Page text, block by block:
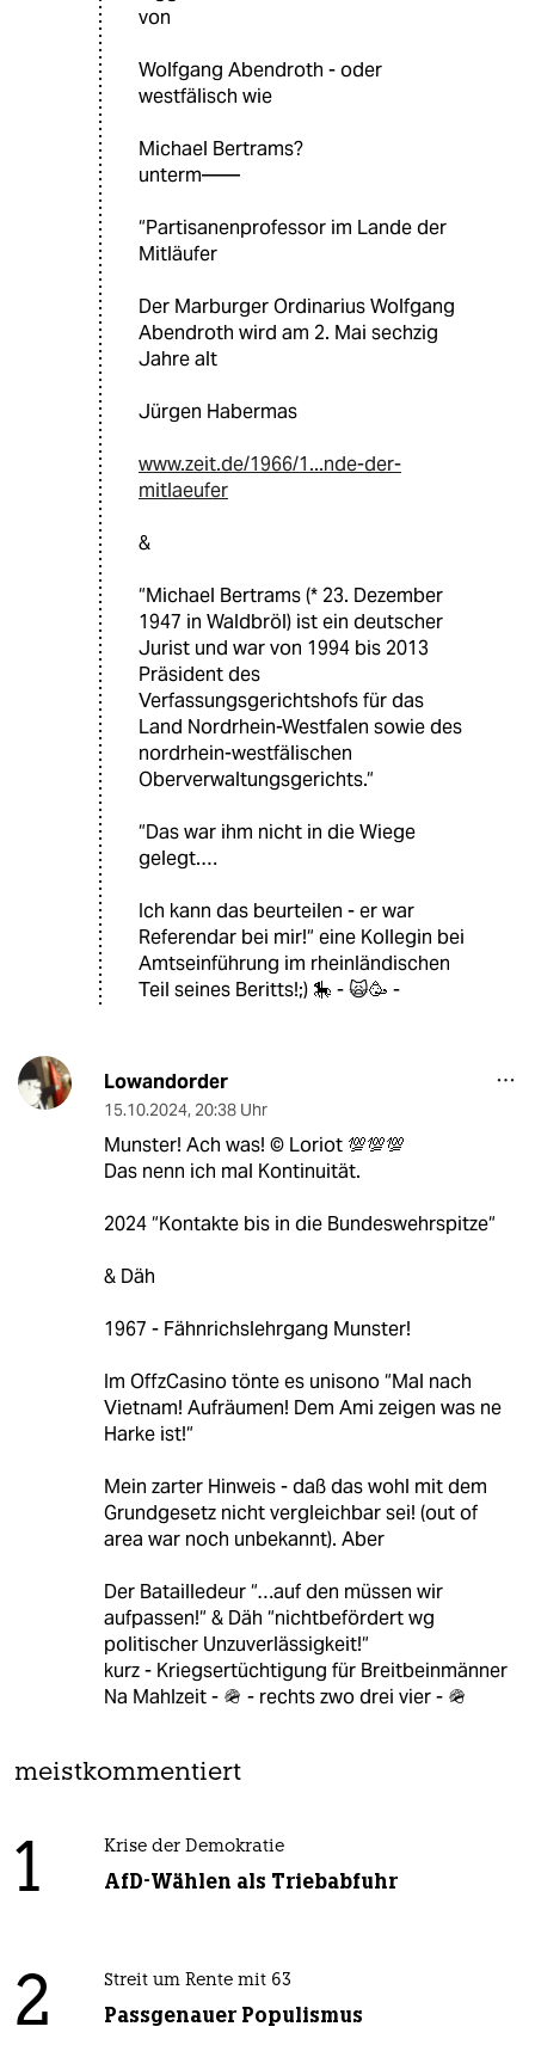
von
Wolfgang Abendroth - oder
westfälisch wie
Michael Bertrams?
unterm——
“Partisanenprofessor im Lande der
Mitläufer
Der Marburger Ordinarius Wolfgang
Abendroth wird am 2. Mai sechzig
Jahre alt
Jürgen Habermas
www.zeit.de/1966/1...nde-der-
mitlaeufer
&
“Michael Bertrams (* 23. Dezember
1947 in Waldbröl) ist ein deutscher
Jurist und war von 1994 bis 2013
Präsident des
Verfassungsgerichtshofs für das
Land Nordrhein-Westfalen sowie des
nordrhein-westfälischen
Oberverwaltungsgerichts.“
“Das war ihm nicht in die Wiege
gelegt.…
Ich kann das beurteilen - er war
Referendar bei mir!“ eine Kollegin bei
Amtseinführung im rheinländischen
Teil seines Beritts!;) 🎠 - 🙀🥳 -
Lowandorder
15.10.2024, 20:38 Uhr
Munster! Ach was! ©️ Loriot 💯💯💯
Das nenn ich mal Kontinuität.
2024 “Kontakte bis in die Bundeswehrspitze“
& Däh
1967 - Fähnrichslehrgang Munster!
Im OffzCasino tönte es unisono “Mal nach
Vietnam! Aufräumen! Dem Ami zeigen was ne
Harke ist!“
Mein zarter Hinweis - daß das wohl mit dem
Grundgesetz nicht vergleichbar sei! (out of
area war noch unbekannt). Aber
Der Batailledeur “…auf den müssen wir
aufpassen!“ & Däh “nichtbefördert wg
politischer Unzuverlässigkeit!“
kurz - Kriegsertüchtigung für Breitbeinmänner
Na Mahlzeit - 🪖 - rechts zwo drei vier - 🪖
meistkommentiert
1 Krise der Demokratie
AfD-Wählen als Triebabfuhr
2 Streit um Rente mit 63
Passgenauer Populismus